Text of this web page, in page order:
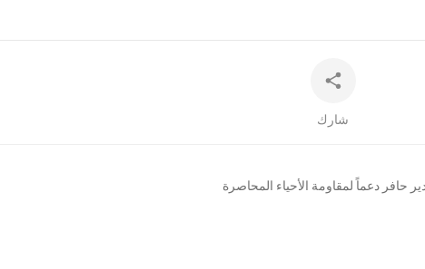
شارك
حافر دعماً لمقاومة الأحياء المحاصرة